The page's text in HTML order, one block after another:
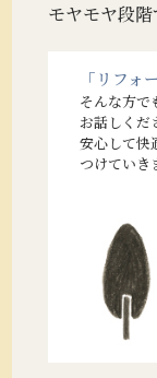
モヤモヤ段階
「リフォ
そんな方で
お話しくだ
安心して快
つけていき